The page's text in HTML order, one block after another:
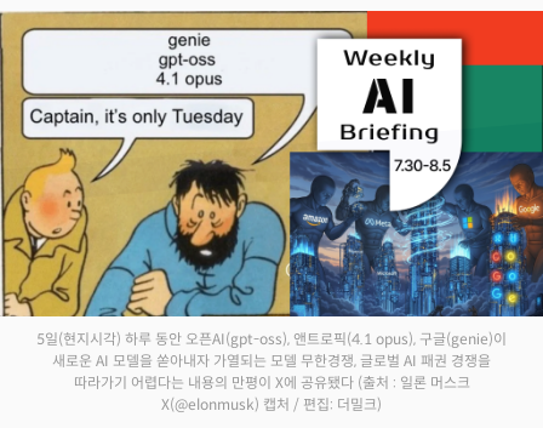
5일(현지시각) 하루 동안 오픈AI(gpt-oss), 앤트로픽(4.1 opus), 구글(genie)이
새로운 AI 모델을 쏟아내자 가열되는 모델 무한경쟁, 글로벌 AI 패권 경쟁을
따라가기 어렵다는 내용의 만평이 X에 공유됐다 (출처 : 일론 머스크
X(@elonmusk) 캡처 / 편집: 더밀크)